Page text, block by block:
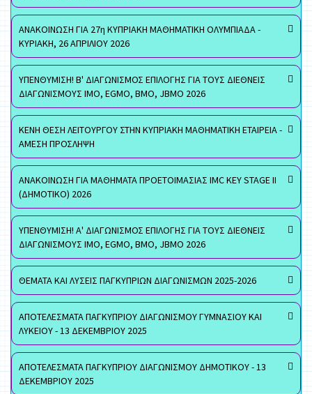
ΑΝΑΚΟΙΝΩΣΗ ΓΙΑ 27η ΚΥΠΡΙΑΚΗ ΜΑΘΗΜΑΤΙΚΗ ΟΛΥΜΠΙΑΔΑ -
ΚΥΡΙΑΚΗ, 26 ΑΠΡΙΛΙΟΥ 2026
ΥΠΕΝΘΥΜΙΣΗ! Β' ΔΙΑΓΩΝΙΣΜΟΣ ΕΠΙΛΟΓΗΣ ΓΙΑ ΤΟΥΣ ΔΙΕΘΝΕΙΣ
ΔΙΑΓΩΝΙΣΜΟΥΣ ΙΜΟ, EGMO, ΒΜΟ, JBMO 2026
ΚΕΝΗ ΘΕΣΗ ΛΕΙΤΟΥΡΓΟΥ ΣΤΗΝ ΚΥΠΡΙΑΚΗ ΜΑΘΗΜΑΤΙΚΗ ΕΤΑΙΡΕΙΑ -
ΑΜΕΣΗ ΠΡΟΣΛΗΨΗ
ΑΝΑΚΟΙΝΩΣΗ ΓΙΑ ΜΑΘΗΜΑΤΑ ΠΡΟΕΤΟΙΜΑΣΙΑΣ IMC KEY STAGE II
(ΔΗΜΟΤΙΚΟ) 2026
ΥΠΕΝΘΥΜΙΣΗ! Α' ΔΙΑΓΩΝΙΣΜΟΣ ΕΠΙΛΟΓΗΣ ΓΙΑ ΤΟΥΣ ΔΙΕΘΝΕΙΣ
ΔΙΑΓΩΝΙΣΜΟΥΣ ΙΜΟ, EGMO, ΒΜΟ, JBMO 2026
ΘΕΜΑΤΑ ΚΑΙ ΛΥΣΕΙΣ ΠΑΓΚΥΠΡΙΩΝ ΔΙΑΓΩΝΙΣΜΩΝ 2025-2026
ΑΠΟΤΕΛΕΣΜΑΤΑ ΠΑΓΚΥΠΡΙΟΥ ΔΙΑΓΩΝΙΣΜΟΥ ΓΥΜΝΑΣΙΟΥ ΚΑΙ
ΛΥΚΕΙΟΥ - 13 ΔΕΚΕΜΒΡΙΟΥ 2025
ΑΠΟΤΕΛΕΣΜΑΤΑ ΠΑΓΚΥΠΡΙΟΥ ΔΙΑΓΩΝΙΣΜΟΥ ΔΗΜΟΤΙΚΟΥ - 13
ΔΕΚΕΜΒΡΙΟΥ 2025